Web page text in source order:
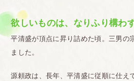
欲しいものは、なりふり構わ
平清盛が頂点に昇り詰めた頃。三男の
ました。
源頼政は、長年、平清盛に従順に仕え